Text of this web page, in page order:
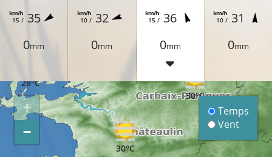
15 /
km/h 35
0mm
10 /
km/h 32
0mm
15 /
km/h 36
0mm
10 /
km/h 31
0mm
28°C
30°C
30°C
30°C
31°C
28°C
+
−
Temps
Vent